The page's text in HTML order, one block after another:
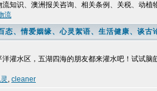
知识、澳洲报关咨询、相关条例、关税、动植
流
态、情爱姻缘、心灵絮语、生活健康、谈
灌水区，五湖四海的朋友都来灌水吧！试试脑
, cleaner